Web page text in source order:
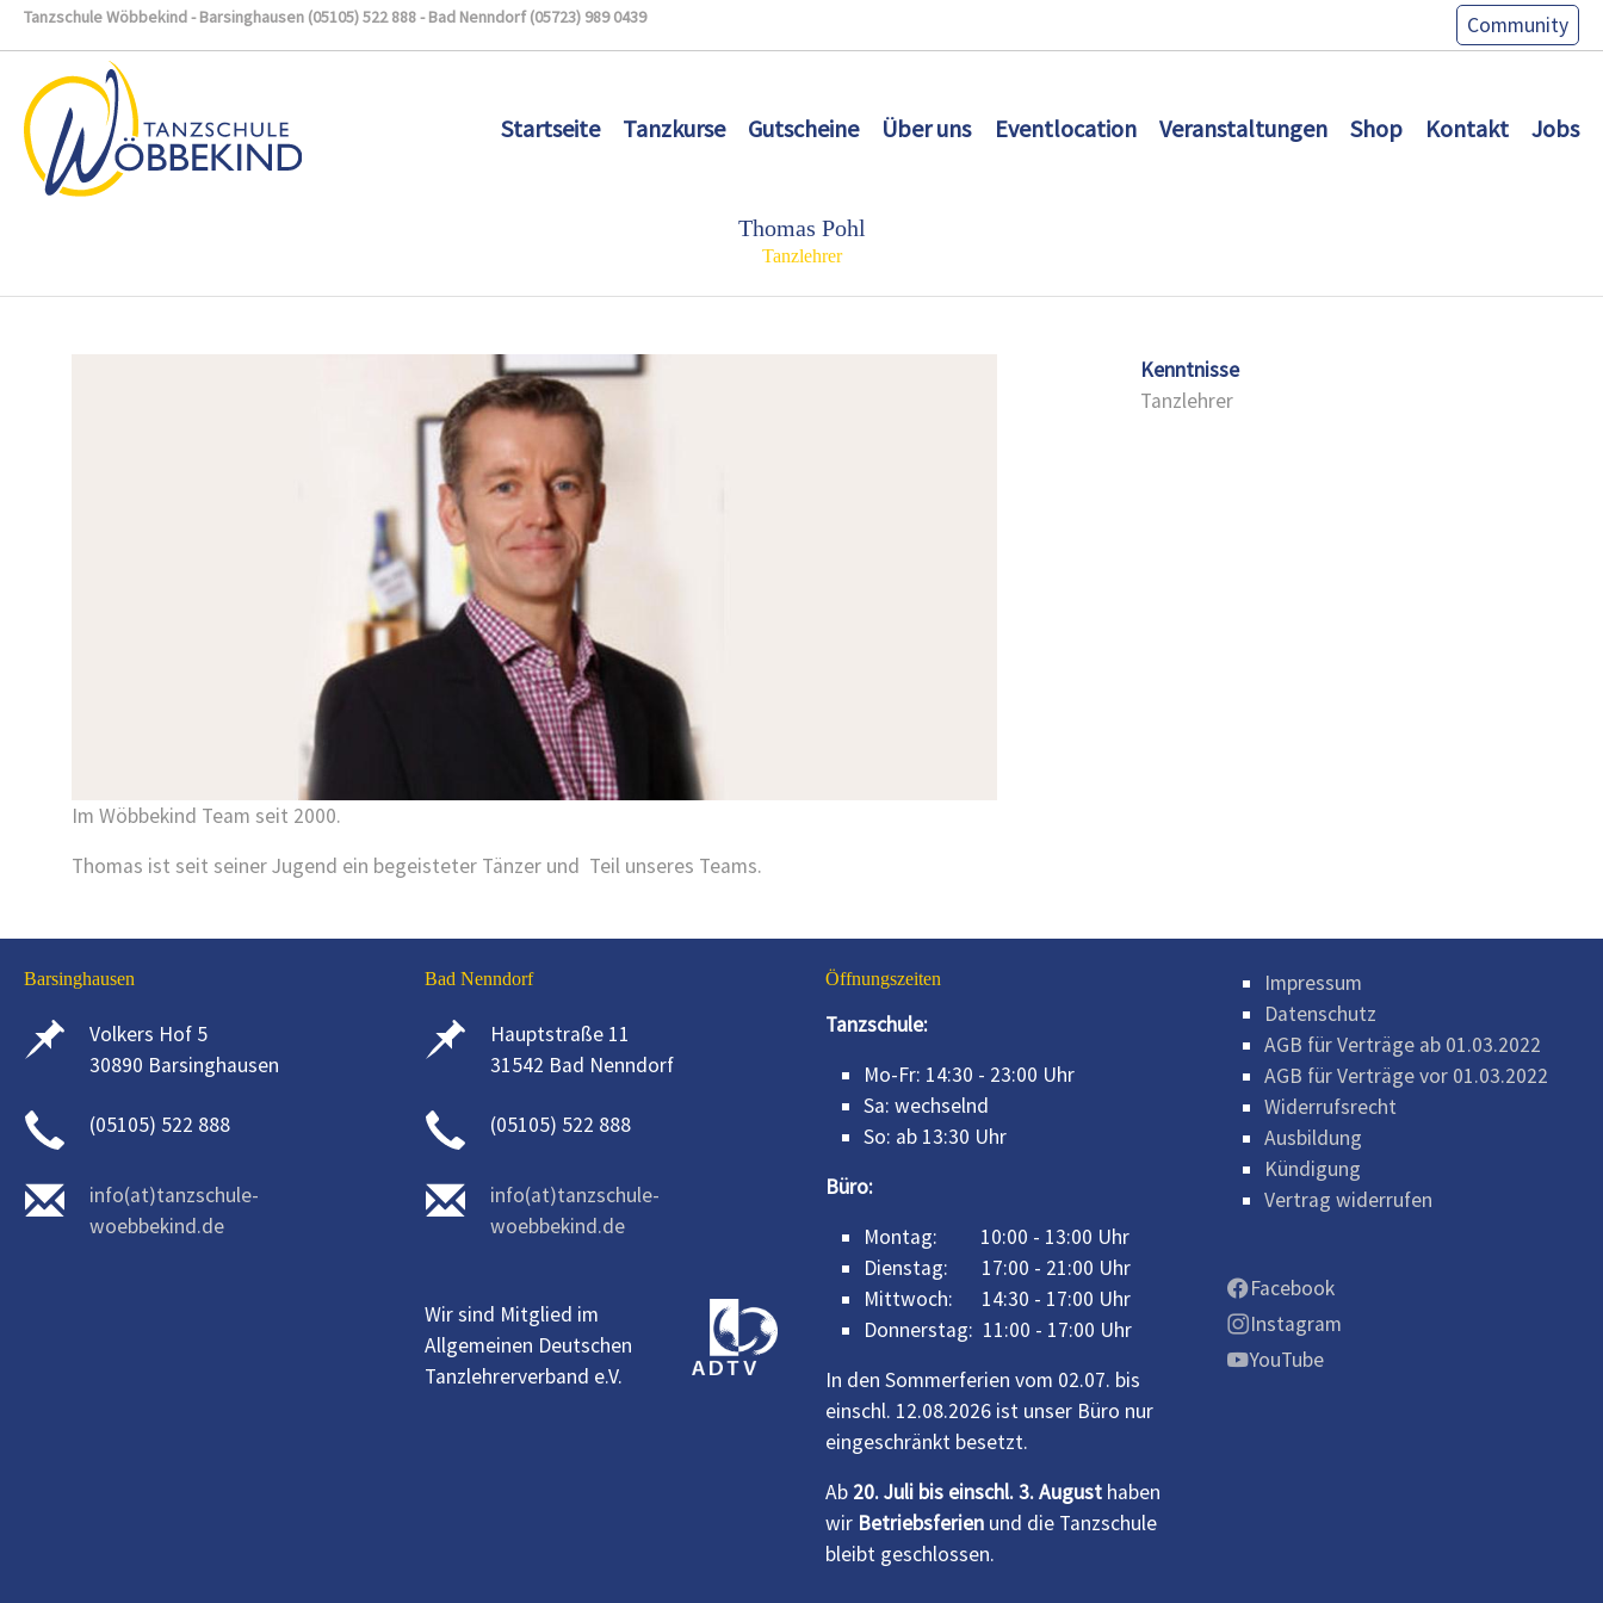
Zum Hauptinhalt springen
Tanzschule Wöbbekind - Barsinghausen (05105) 522 888 - Bad Nenndorf (05723) 989 0439 Community
Startseite Tanzkurse Gutscheine Über uns Eventlocation Veranstaltungen Shop Kontakt Jobs
Thomas Pohl
Tanzlehrer
Im Wöbbekind Team seit 2000.
Thomas ist seit seiner Jugend ein begeisteter Tänzer und Teil unseres Teams.
Kenntnisse
Tanzlehrer
Barsinghausen
Volkers Hof 5
30890 Barsinghausen
(05105) 522 888
info(at)tanzschule-
woebbekind.de
Bad Nenndorf
Hauptstraße 11
31542 Bad Nenndorf
(05105) 522 888
info(at)tanzschule-
woebbekind.de
Wir sind Mitglied im
Allgemeinen Deutschen
Tanzlehrerverband e.V.
Öffnungszeiten
Tanzschule:
Mo-Fr: 14:30 - 23:00 Uhr
Sa: wechselnd
So: ab 13:30 Uhr
Büro:
Montag: 10:00 - 13:00 Uhr
Dienstag: 17:00 - 21:00 Uhr
Mittwoch: 14:30 - 17:00 Uhr
Donnerstag: 11:00 - 17:00 Uhr
In den Sommerferien vom 02.07. bis
einschl. 12.08.2026 ist unser Büro nur
eingeschränkt besetzt.
Ab 20. Juli bis einschl. 3. August haben
wir Betriebsferien und die Tanzschule
bleibt geschlossen.
Impressum
Datenschutz
AGB für Verträge ab 01.03.2022
AGB für Verträge vor 01.03.2022
Widerrufsrecht
Ausbildung
Kündigung
Vertrag widerrufen
Facebook
Instagram
YouTube